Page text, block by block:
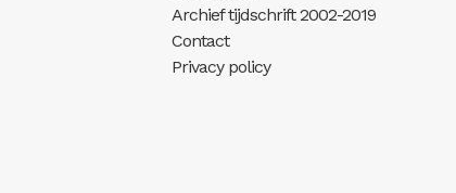
Archief tijdschrift 2002-2019
Contact
Privacy policy